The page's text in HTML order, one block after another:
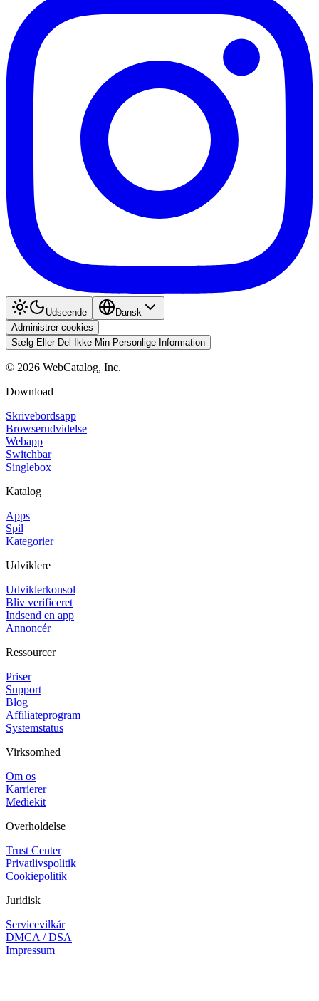
Udseende
Dansk
Administrer cookies
Sælg Eller Del Ikke Min Personlige Information
© 2026 WebCatalog, Inc.
Download
Skrivebordsapp
Browserudvidelse
Webapp
Switchbar
Singlebox
Katalog
Apps
Spil
Kategorier
Udviklere
Udviklerkonsol
Bliv verificeret
Indsend en app
Annoncér
Ressourcer
Priser
Support
Blog
Affiliateprogram
Systemstatus
Virksomhed
Om os
Karrierer
Mediekit
Overholdelse
Trust Center
Privatlivspolitik
Cookiepolitik
Juridisk
Servicevilkår
DMCA / DSA
Impressum